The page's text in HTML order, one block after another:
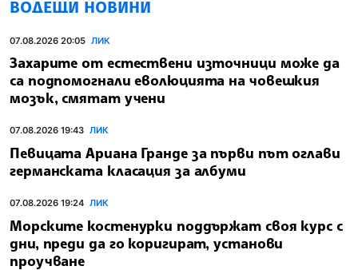
ВОДЕЩИ НОВИНИ
07.08.2026 20:05 ЛИК
Захарите от естествени източници може да
са подпомогнали еволюцията на човешкия
мозък, смятат учени
07.08.2026 19:43 ЛИК
Певицата Ариана Гранде за първи път оглави
германската класация за албуми
07.08.2026 19:24 ЛИК
Морските костенурки поддържат своя курс с
дни, преди да го коригират, установи
проучване